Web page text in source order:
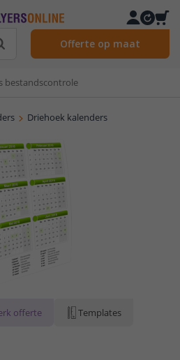
Offerte op maat
bestandscontrole
Driehoek kalenders
offerte Templates